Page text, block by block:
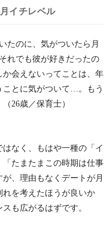
イチレベル
たのに、気がついたら月
れでも彼が好きだったの
会えないってことは、年
ことに気がついて…。もう
26歳／保育士）
なく、もはや一種の「イ
たまたまこの時期は仕事
、理由もなくデートが月
を考えたほうが良いか
も広がるはずです。